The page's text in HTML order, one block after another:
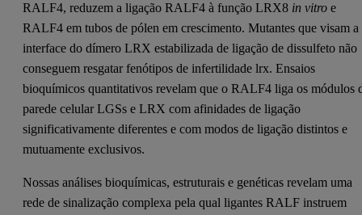
RALF4, reduzem a ligação RALF4 à função LRX8 in vitro e
RALF4 em tubos de pólen em crescimento. Mutantes que visam a
interface do dímero LRX estabilizada de ligação de dissulfeto não
conseguem resgatar fenótipos de infertilidade lrx. Ensaios
bioquímicos quantitativos revelam que o RALF4 liga os módulos
parede celular LGSs e LRX com afinidades de ligação
significativamente diferentes e com modos de ligação distintos e
mutuamente exclusivos.
Nossas análises bioquímicas, estruturais e genéticas revelam uma
rede de sinalização complexa pela qual ligantes RALF instruem